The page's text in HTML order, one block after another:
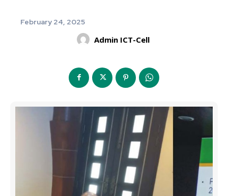
February 24, 2025
Admin ICT-Cell